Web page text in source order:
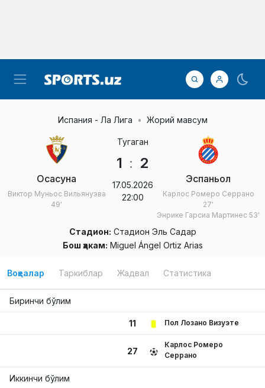
Испания - Ла Лига Жорий мавсум
Осасуна
Виктор Муньос Вильянуэва
49'
Тугаган
1 : 2
17.05.2026
22:00
Эспаньол
Карлос Ромеро Серрано
27'
Энрике Гарсиа Мартинес53'
Стадион: Стадион Эль Садар
Бош ҳакам: Miguel Ángel Ortiz Arias
Воқеалар Таркиблар Жадвал Статистика
Биринчи бўлим
11 Пол Лозано Визуэте
27
Карлос Ромеро
Серрано
Иккинчи бўлим